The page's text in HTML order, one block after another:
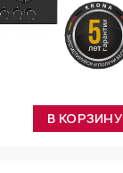
В КОРЗИНУ